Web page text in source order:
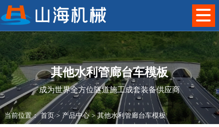
其他水利管廊台车模板
成为世界全方位隧道施工成套装备供应商
当前位置：首页> 产品中心>其他水利管廊台车模板